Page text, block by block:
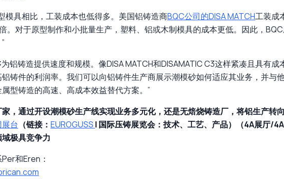
模具相比，工装成本也低得多。美国铝铸造商BQC公司的DISA MATCH工装成
。对于原型制作和小批量生产，塑料、铝或木制模具的成本更低。因此，
铝铸造提供速度和规模。像DISA MATCH和DISAMATIC C3这样紧凑且具有
铸件的利润率。我们可以向铝铸件生产商展示潮模砂如何适应其业务，并与
型铸造的高速、高成本效益替代方案。”
，通过开设潮模砂生产线实现业务多元化，还是无焙烧铸造厂，将铝生产转
台 （链接： EUROGUSS | 国际压铸展览会：技术、工艺、产品）（4A展厅/
极具竞争力
和Eren：